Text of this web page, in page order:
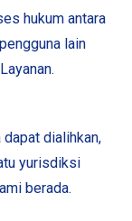
hukum antara
lain
dialihkan,
yurisdiksi
berada.